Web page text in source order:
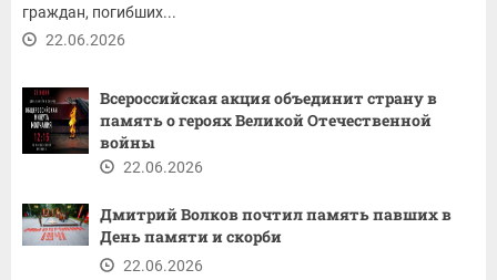
граждан, погибших...
22.06.2026
Всероссийская акция объединит страну в
память о героях Великой Отечественной
войны
22.06.2026
Дмитрий Волков почтил память павших в
День памяти и скорби
22.06.2026